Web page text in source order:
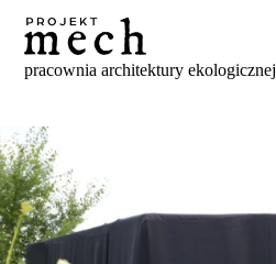
content
pracownia architektury ekologicznej